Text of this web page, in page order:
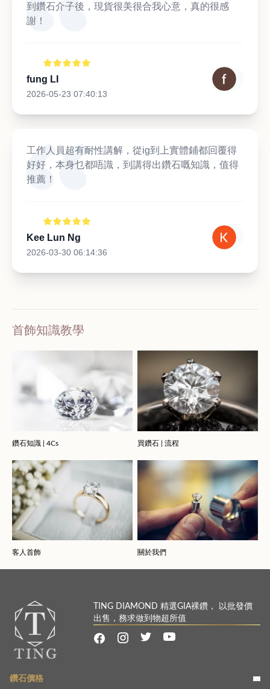
到鑽石介子後，現貨很美很合我心意，真的很感
謝！
fung LI
2026-05-23 07:40:13
工作人員超有耐性講解，從ig到上實體鋪都回覆得
好好，本身乜都唔識，到講得出鑽石嘅知識，值得
推薦！
Kee Lun Ng
2026-03-30 06:14:36
首飾知識教學
鑽石知識 | 4Cs 買鑽石 | 流程
客人首飾 關於我們
TING DIAMOND 精選GIA裸鑽， 以批發價
出售，務求做到物超所值
鑽石價格